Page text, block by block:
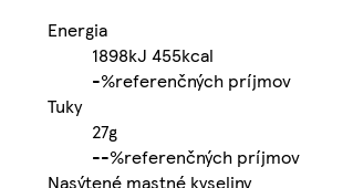
Energia
1898kJ 455kcal
-%referenčných príjmov
Tuky
27g
--%referenčných príjmov
Nasýtené mastné kyseliny